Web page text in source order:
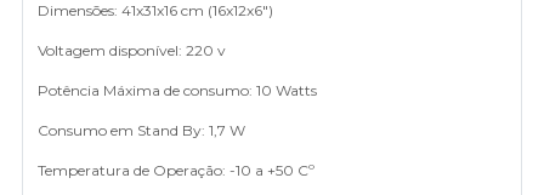
Dimensões: 41x31x16 cm (16x12x6")
Voltagem disponível: 220 v
Potência Máxima de consumo: 10 Watts
Consumo em Stand By: 1,7 W
Temperatura de Operação: -10 a +50 Cº